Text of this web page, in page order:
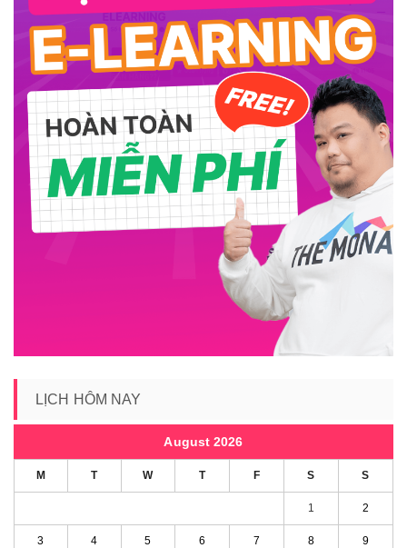
LỊCH HÔM NAY
August 2026
M T W T F S S
1 2
3 4 5 6 7 8 9